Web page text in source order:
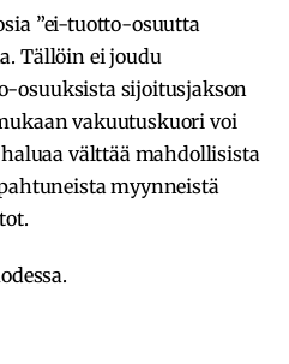
”ei-tuotto-osuutta
Tällöin ei joudu
osuuksista sijoitusjakson
vakuutuskuori voi
välttää mahdollisista
myynneistä